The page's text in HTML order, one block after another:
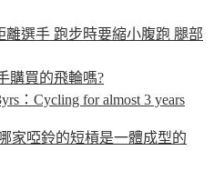
離選手 跑步時要縮小腹跑 腿部
購買的飛輪嗎?
：Cycling for almost 3 years
家啞鈴的短槓是一體成型的